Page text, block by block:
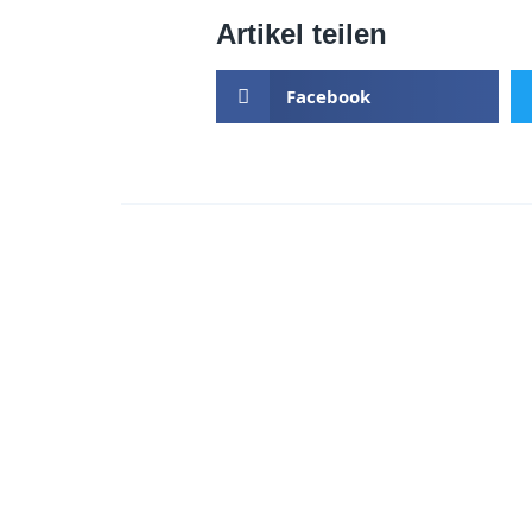
Artikel teilen
Facebook